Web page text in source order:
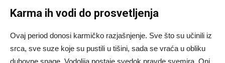
Karma ih vodi do prosvetljenja
Ovaj period donosi karmičko razjašnjenje. Sve što su učinili iz
srca, sve suze koje su pustili u tišini, sada se vraća u obliku
duhovne snage. Vodolija postaje svedok pravde svemira. Oni